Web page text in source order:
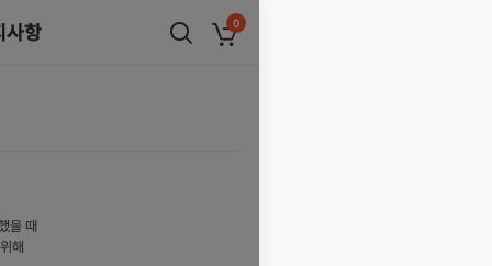
사항 장바구니
0
을 때
해